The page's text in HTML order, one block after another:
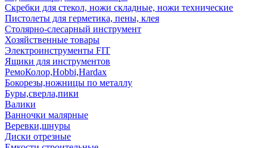
Скребки для стекол, ножи складные, ножи технические
Пистолеты для герметика, пены, клея
Столярно-слесарный инструмент
Хозяйственные товары
Электроинструменты FIT
Ящики для инструментов
РемоКолор,Hobbi,Hardax
Бокорезы,ножницы по металлу
Буры,сверла,пики
Валики
Ванночки малярные
Веревки,шнуры
Диски отрезные